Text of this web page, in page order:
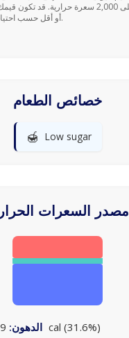
يحتوي على 2,000 سعرة حرارية. قد
أو أقل حسب احتياجاتك السعرية.
خصائص الطعام
🍯 Low sugar
مصدر السعرات
الدهون: 59 cal (31.6%)